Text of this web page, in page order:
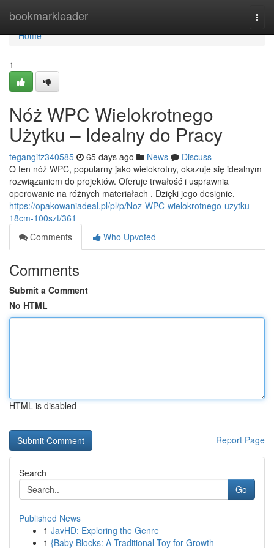
bookmarkleader
Home
Home
1
Nóż WPC Wielokrotnego
Użytku – Idealny do Pracy
tegangifz340585 65 days ago News
Discuss
O ten nóż WPC, popularny jako wielokrotny, okazuje się idealnym
rozwiązaniem do projektów. Oferuje trwałość i usprawnia
operowanie na różnych materiałach . Dzięki jego designie,
https://opakowaniadeal.pl/pl/p/Noz-WPC-wielokrotnego-uzytku-
18cm-100szt/361
Comments
Who Upvoted
Comments
Submit a Comment
No HTML
HTML is disabled
Report Page
Search
Go
Published News
1 JavHD: Exploring the Genre
1 {Baby Blocks: A Traditional Toy for Growth